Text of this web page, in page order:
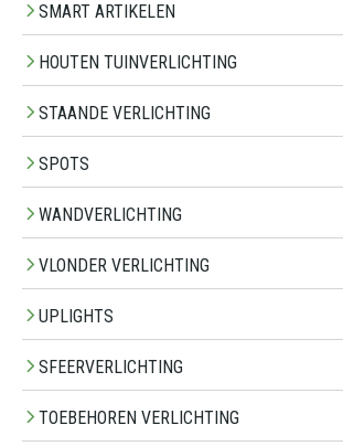
SMART ARTIKELEN
HOUTEN TUINVERLICHTING
STAANDE VERLICHTING
SPOTS
WANDVERLICHTING
VLONDER VERLICHTING
UPLIGHTS
SFEERVERLICHTING
TOEBEHOREN VERLICHTING